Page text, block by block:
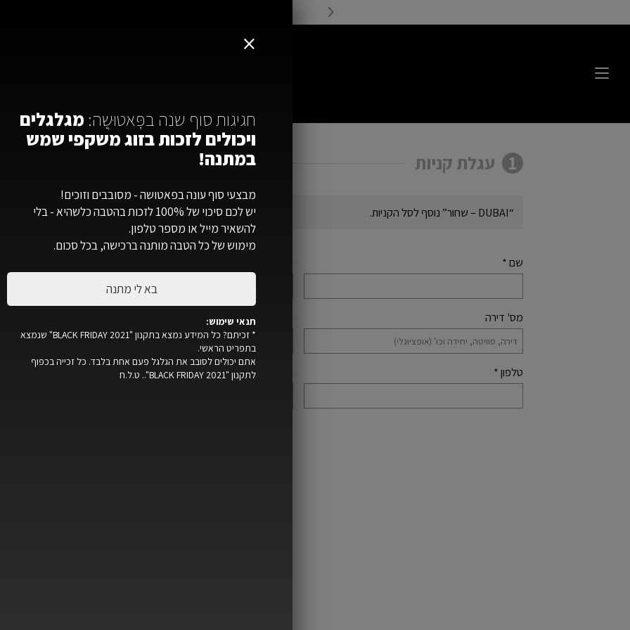
1 עגלת קניות 2
“DUBAI – שחור” נוסף לסל הקניות.
שם*
מס' דירה
טלפון* כתובת אימייל*
סיכום
DUBAI - שחור
אנחנו
לך
אני
×
חגיגות סוף שנה בפׇּאטוּשֶה: מגלגלים
ויכולים לזכות בזוג משקפי שמש
במתנה!
מבצעי סוף עונה בפאטושה - מסובבים וזוכים!
יש לכם סיכוי של 100% לזכות בהטבה כלשהיא - בלי
להשאיר מייל או מספר טלפון.
מימוש של כל הטבה מותנה ברכישה, בכל סכום.
בא לי מתנה
תנאי שימוש:
* זכיתם? כל המידע נמצא בתקנון "BLACK FRIDAY 2021" שנמצא
בתפריט הראשי.
אתם יכולים לסובב את הגלגל פעם אחת בלבד. כל זכייה בכפוף
לתקנון "BLACK FRIDAY 2021".. ט.ל.ח